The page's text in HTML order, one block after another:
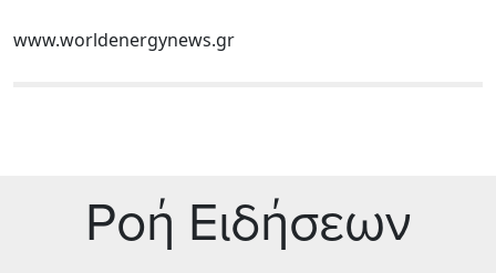
www.worldenergynews.gr
Ρoή Ειδήσεων